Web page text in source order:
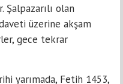
Şalpazarılı olan
daveti üzerine akşam
gece tekrar
yarımada, Fetih 1453,